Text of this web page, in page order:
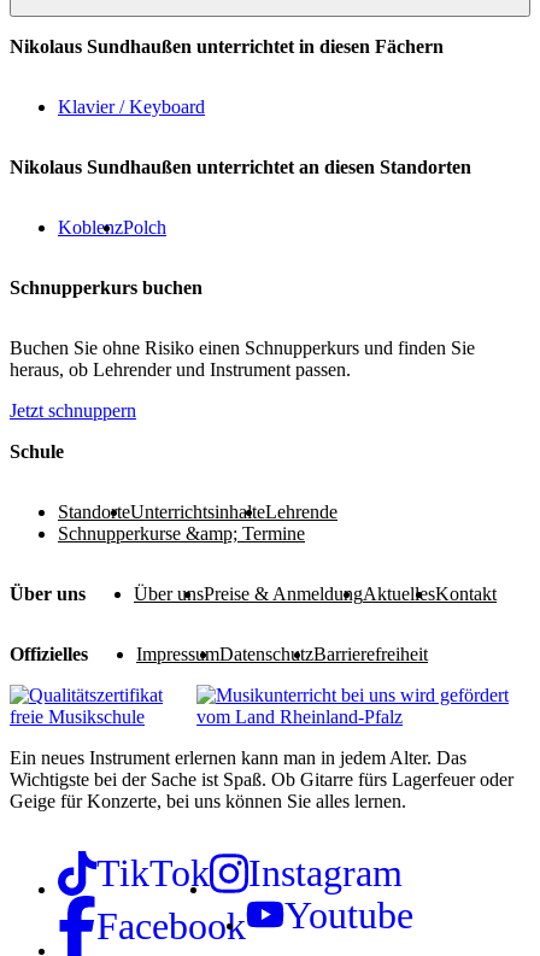
Nikolaus Sundhaußen unterrichtet in diesen Fächern
Klavier / Keyboard
Nikolaus Sundhaußen unterrichtet an diesen Standorten
KoblenzPolch
Schnupperkurs buchen
Buchen Sie ohne Risiko einen Schnupperkurs und finden Sie
heraus, ob Lehrender und Instrument passen.
Jetzt schnuppern
Schule
StandorteUnterrichtsinhalteLehrende
Schnupperkurse &amp; Termine
Über uns Über unsPreise & AnmeldungAktuellesKontakt
Offizielles ImpressumDatenschutzBarrierefreiheit
Ein neues Instrument erlernen kann man in jedem Alter. Das
Wichtigste bei der Sache ist Spaß. Ob Gitarre fürs Lagerfeuer oder
Geige für Konzerte, bei uns können Sie alles lernen.
TikTok
Instagram
Facebook
Youtube